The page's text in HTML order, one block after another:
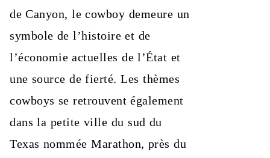
de Canyon, le cowboy demeure un
symbole de l’histoire et de
l’économie actuelles de l’État et
une source de fierté. Les thèmes
cowboys se retrouvent également
dans la petite ville du sud du
Texas nommée Marathon, près du